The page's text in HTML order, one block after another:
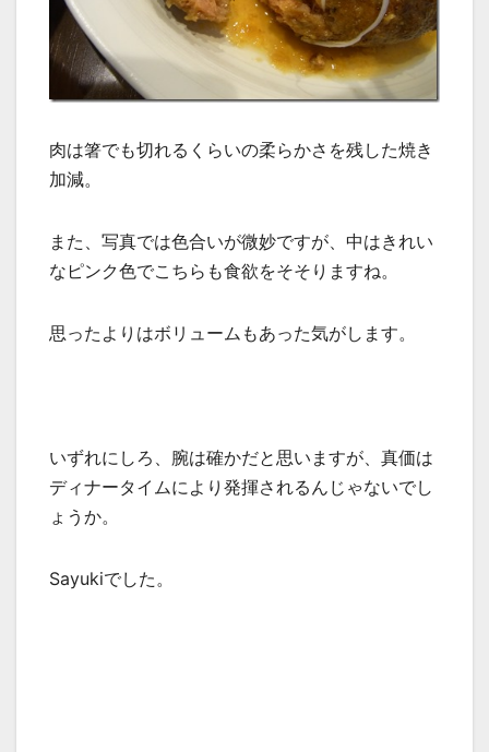
肉は箸でも切れるくらいの柔らかさを残した焼き
加減。
また、写真では色合いが微妙ですが、中はきれい
なピンク色でこちらも食欲をそそりますね。
思ったよりはボリュームもあった気がします。
いずれにしろ、腕は確かだと思いますが、真価は
ディナータイムにより発揮されるんじゃないでし
ょうか。
Sayukiでした。